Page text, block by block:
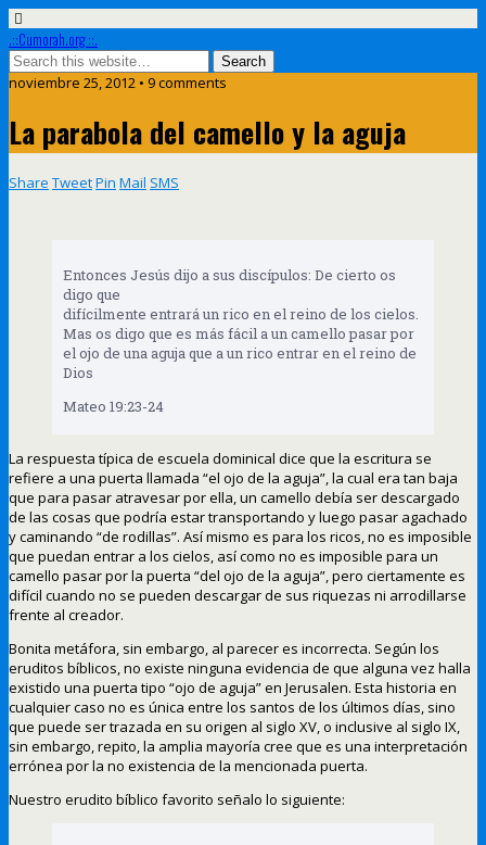
.::Cumorah.org ::.
noviembre 25, 2012 • 9 comments
La parabola del camello y la aguja
Share TweetPin Mail SMS
Entonces Jesús dijo a sus discípulos: De cierto os
digo que
difícilmente entrará un rico en el reino de los cielos.
Mas os digo que es más fácil a un camello pasar por
el ojo de una aguja que a un rico entrar en el reino de
Dios
Mateo 19:23-24
La respuesta típica de escuela dominical dice que la escritura se
refiere a una puerta llamada “el ojo de la aguja”, la cual era tan baja
que para pasar atravesar por ella, un camello debía ser descargado
de las cosas que podría estar transportando y luego pasar agachado
y caminando “de rodillas”. Así mismo es para los ricos, no es imposible
que puedan entrar a los cielos, así como no es imposible para un
camello pasar por la puerta “del ojo de la aguja”, pero ciertamente es
difícil cuando no se pueden descargar de sus riquezas ni arrodillarse
frente al creador.
Bonita metáfora, sin embargo, al parecer es incorrecta. Según los
eruditos bíblicos, no existe ninguna evidencia de que alguna vez halla
existido una puerta tipo “ojo de aguja” en Jerusalen. Esta historia en
cualquier caso no es única entre los santos de los últimos días, sino
que puede ser trazada en su origen al siglo XV, o inclusive al siglo IX,
sin embargo, repito, la amplia mayoría cree que es una interpretación
errónea por la no existencia de la mencionada puerta.
Nuestro erudito bíblico favorito señalo lo siguiente: